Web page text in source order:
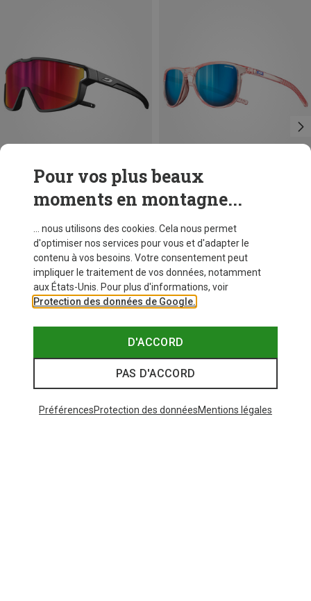
Vous économisez 10% Vous économisez 13%
Pour vos plus beaux
moments en montagne...
... nous utilisons des cookies. Cela nous permet
d'optimiser nos services pour vous et d'adapter le
contenu à vos besoins. Votre consentement peut
impliquer le traitement de vos données, notamment
aux États-Unis. Pour plus d'informations, voir
Protection des données de Google.
D'ACCORD
PAS D'ACCORD
PréférencesProtection des donnéesMentions légales